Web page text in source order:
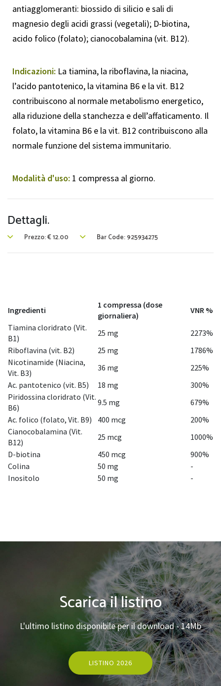
antiagglomeranti: biossido di silicio e sali di
magnesio degli acidi grassi (vegetali); D-biotina,
acido folico (folato); cianocobalamina (vit. B12).
Indicazioni: La tiamina, la riboflavina, la niacina,
l’acido pantotenico, la vitamina B6 e la vit. B12
contribuiscono al normale metabolismo energetico,
alla riduzione della stanchezza e dell’affaticamento. Il
folato, la vitamina B6 e la vit. B12 contribuiscono alla
normale funzione del sistema immunitario.
Modalità d'uso: 1 compressa al giorno.
Dettagli.
Prezzo:€12.00 Bar Code: 925934275
Ingredienti
1 compressa (dose
giornaliera)
VNR %
Tiamina cloridrato (Vit.
B1)
25 mg
2273%
Riboflavina (vit. B2)
25 mg
1786%
Nicotinamide (Niacina,
Vit. B3)
36 mg
225%
Ac. pantotenico (vit. B5)
18 mg
300%
Piridossina cloridrato (Vit.
B6)
9.5 mg
679%
Ac. folico (folato, Vit. B9)
400 mcg
200%
Cianocobalamina (Vit.
B12)
25 mcg
1000%
D-biotina
450 mcg
900%
Colina
50 mg
-
Inositolo
50 mg -
Scarica il listino
L'ultimo listino disponibile per il download - 14Mb
LISTINO 2026